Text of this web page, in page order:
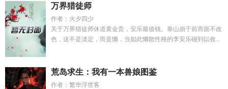
万界猎徒师
作者：火夕四少
关于万界猎徒师休道黄金贵，安乐最值钱。泰山崩于前而面不改
色，这不是淡定，而是懒，当如此懒散性格的李安乐碰到以收...
荒岛求生：我有一本兽娘图鉴
作者：繁华浮世客